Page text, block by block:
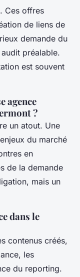
Ces offres
de liens de
demande du
préalable.
est souvent
agence
?
un atout. Une
du marché
en
de la demande
mais un
dans le
contenus créés,
les
du reporting.